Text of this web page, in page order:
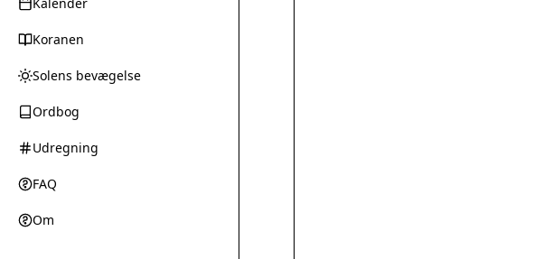
Koranen
Solens bevægelse
Ordbog
Udregning
FAQ
Om